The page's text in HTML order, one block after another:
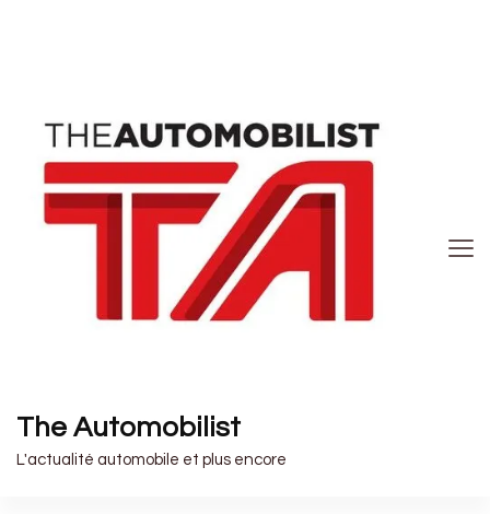
The Automobilist
L'actualité automobile et plus encore